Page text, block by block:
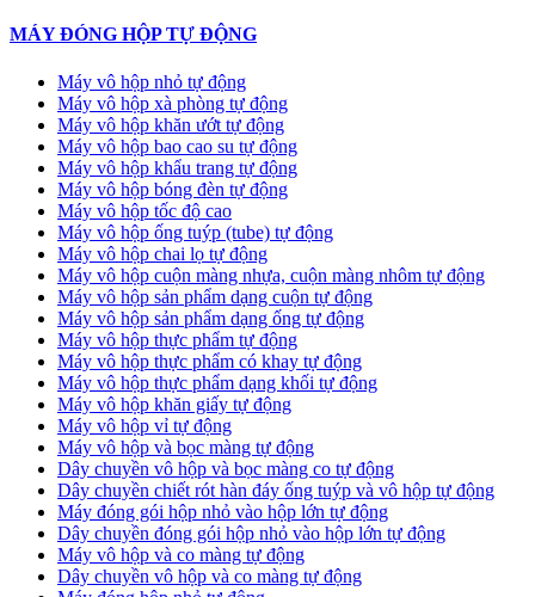
MÁY ĐÓNG HỘP TỰ ĐỘNG
Máy vô hộp nhỏ tự động
Máy vô hộp xà phòng tự động
Máy vô hộp khăn ướt tự động
Máy vô hộp bao cao su tự động
Máy vô hộp khẩu trang tự động
Máy vô hộp bóng đèn tự động
Máy vô hộp tốc độ cao
Máy vô hộp ống tuýp (tube) tự động
Máy vô hộp chai lọ tự động
Máy vô hộp cuộn màng nhựa, cuộn màng nhôm tự động
Máy vô hộp sản phẩm dạng cuộn tự động
Máy vô hộp sản phẩm dạng ống tự động
Máy vô hộp thực phẩm tự động
Máy vô hộp thực phẩm có khay tự động
Máy vô hộp thực phẩm dạng khối tự động
Máy vô hộp khăn giấy tự động
Máy vô hộp vỉ tự động
Máy vô hộp và bọc màng tự động
Dây chuyền vô hộp và bọc màng co tự động
Dây chuyền chiết rót hàn đáy ống tuýp và vô hộp tự động
Máy đóng gói hộp nhỏ vào hộp lớn tự động
Dây chuyền đóng gói hộp nhỏ vào hộp lớn tự động
Máy vô hộp và co màng tự động
Dây chuyền vô hộp và co màng tự động